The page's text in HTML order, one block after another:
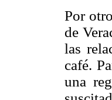
Por
de
las
café.
una